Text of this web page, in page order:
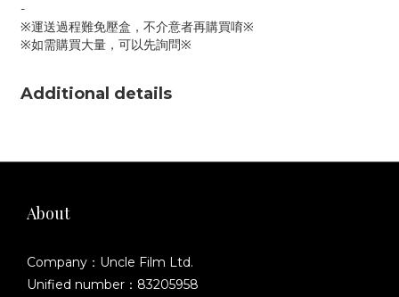
-
※運送過程難免壓盒，不介意者再購買唷※
※如需購買大量，可以先詢問※
Additional details
About
Company：Uncle Film Ltd.
Unified number：83205958